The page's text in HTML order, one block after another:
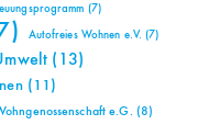
(7)
Autofreies Wohnen e.V. (7)
(13)
(11)
e.G. (8)